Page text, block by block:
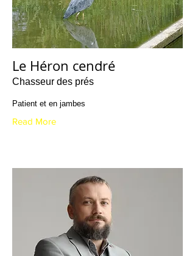
Le Héron cendré
Chasseur des prés
Patient et en jambes
Read More